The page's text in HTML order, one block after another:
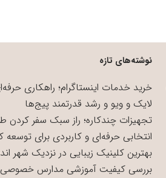
نوشته‌های تازه
خرید خدمات اینستاگرام؛ راهکاری
لایک و ویو و رشد قدرتمند پیج‌ها
تجهیزات چندکاره؛ راز سبک سفر کردن
انتخابی حرفه‌ای و کاربردی برای
بهترین کلینیک زیبایی در نزدیک شهر
بررسی کیفیت آموزشی مدارس خصوصی